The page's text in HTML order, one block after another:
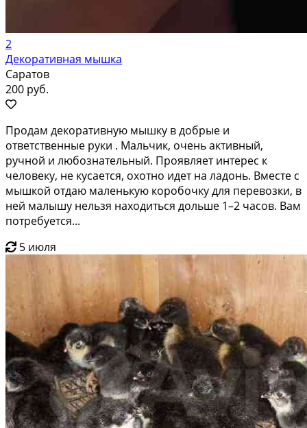
2
Декоративная мышка
Саратов
200 руб.
Продам декоративную мышку в добрые и
ответственные руки . Мальчик, очень активный,
ручной и любознательный. Проявляет интерес к
человеку, не кусается, охотно идет на ладонь. Вместе с
мышкой отдаю маленькую коробочку для перевозки, в
ней малышу нельзя находиться дольше 1–2 часов. Вам
потребуется...
5 июля